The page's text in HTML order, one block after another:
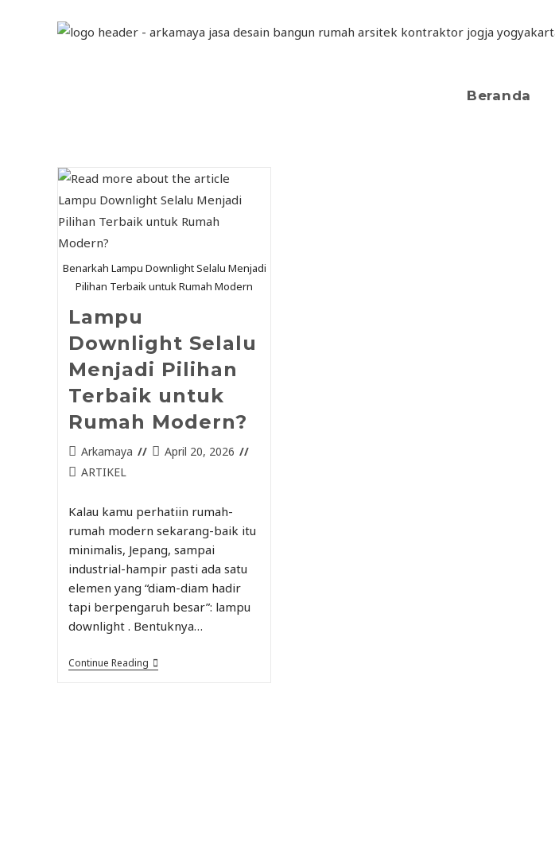
Beranda
Benarkah Lampu Downlight Selalu Menjadi
Pilihan Terbaik untuk Rumah Modern
Lampu
Downlight Selalu
Menjadi Pilihan
Terbaik untuk
Rumah Modern?
Arkamaya
April 20, 2026
ARTIKEL
Kalau kamu perhatiin rumah-
rumah modern sekarang-baik itu
minimalis, Jepang, sampai
industrial-hampir pasti ada satu
elemen yang “diam-diam hadir
tapi berpengaruh besar”: lampu
downlight . Bentuknya…
Continue Reading